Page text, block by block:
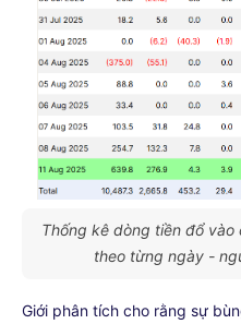
Thống kê dòng tiền đổ vào
theo từng ngày -
Giới phân tích cho rằng sự